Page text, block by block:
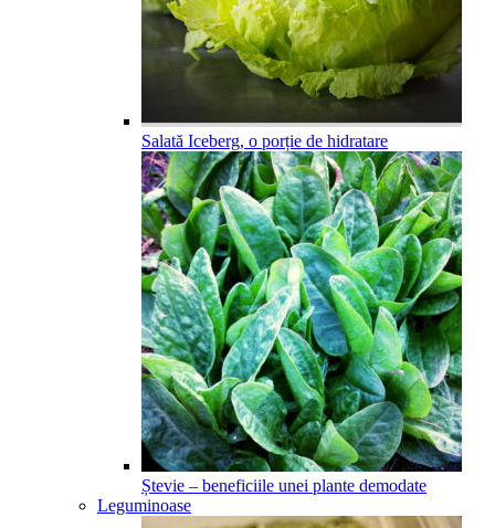
Salată Iceberg, o porție de hidratare
Ștevie – beneficiile unei plante demodate
Leguminoase